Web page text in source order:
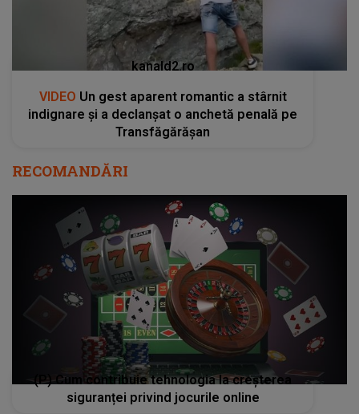
kanald2.ro
VIDEO Un gest aparent romantic a stârnit
indignare și a declanșat o anchetă penală pe
Transfăgărășan
RECOMANDĂRI
(P) Cum contribuie tehnologia la creșterea
siguranței privind jocurile online